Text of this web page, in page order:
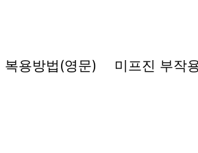
복용방법(영문) 미프진 부작